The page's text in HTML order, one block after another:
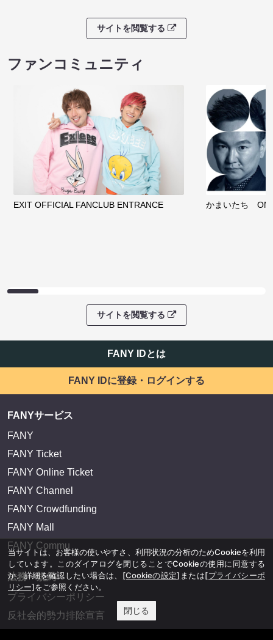
サイトを閲覧する
ファンコミュニティ
EXIT OFFICIAL FANCLUB ENTRANCE かまいたち
サイトを閲覧する
FANY IDとは
FANY IDに登録・ログインする
FANYサービス
FANY
FANY Ticket
FANY Online Ticket
FANY Channel
FANY Crowdfunding
FANY Mall
FANY Commu
法務・規約
プライバシーポリシー
反社会的勢力排除宣言
当サイトは、お客様の使いやすさ、利用状況の分析のためCookieを利用
しています。このダイアログを閉じることでCookieの使用に同意する
か、詳細を確認したい場合は、 [Cookieの設定] または[プライバシーポ
リシー]をご参照ください。
閉じる